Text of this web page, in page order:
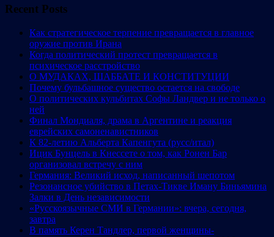
Recent Posts
Как стратегическое терпение превращается в главное
оружие против Ирана
Когда политический протест превращается в
психическое расстройство
О МУДАКАХ, ШАББАТЕ И КОНСТИТУЦИИ
Почему бульбашное существо остается на свободе
О политических кульбитах Софы Ландвер и не только о
ней
Финал Мондиаля, драма в Аргентине и реакция
еврейских самоненавистников
К 82-летию Альберта Капенгута (русс/итал)
Ицик Бунцель в Кнессете о том, как Ронен Бар
организовал встречу с ним
Германия: Великий исход, написанный шепотом
Резонансное убийство в Петах-Тикве Иману Биньямина
Залки в День независимости
«Русскоязычные СМИ в Германии»: вчера, сегодня,
завтра
В память Керен Тандлер, первой женщины-